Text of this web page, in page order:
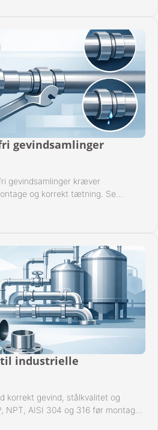
gevindsamlinger
gevindsamlinger kræver
og korrekt tætning. Se
industrielle
korrekt gevind, stålkvalitet og
NPT, AISI 304 og 316 før montage